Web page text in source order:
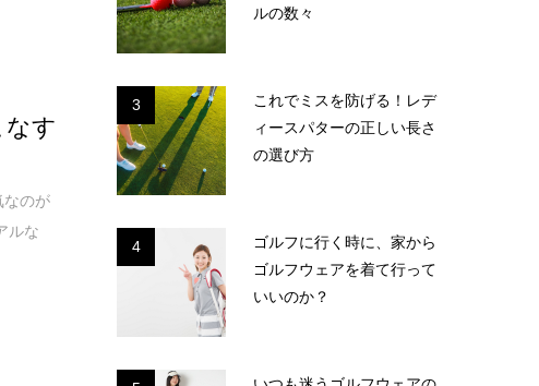
す
なのが
ルな
ルの数々
3
これでミスを防げる！レデ
ィースパターの正しい長さ
の選び方
4
ゴルフに行く時に、家から
ゴルフウェアを着て行って
いいのか？